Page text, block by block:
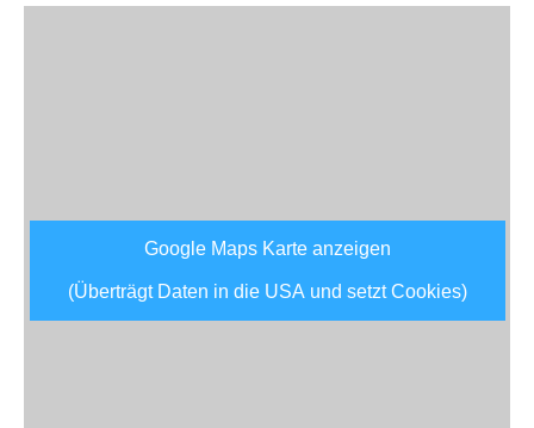
Google Maps Karte anzeigen
(Überträgt Daten in die USA und setzt Cookies)